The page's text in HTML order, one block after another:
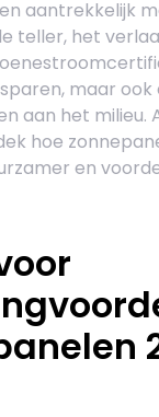
aantrekkelijk
teller, het
maar ook
aan het milieu.
hoe
en